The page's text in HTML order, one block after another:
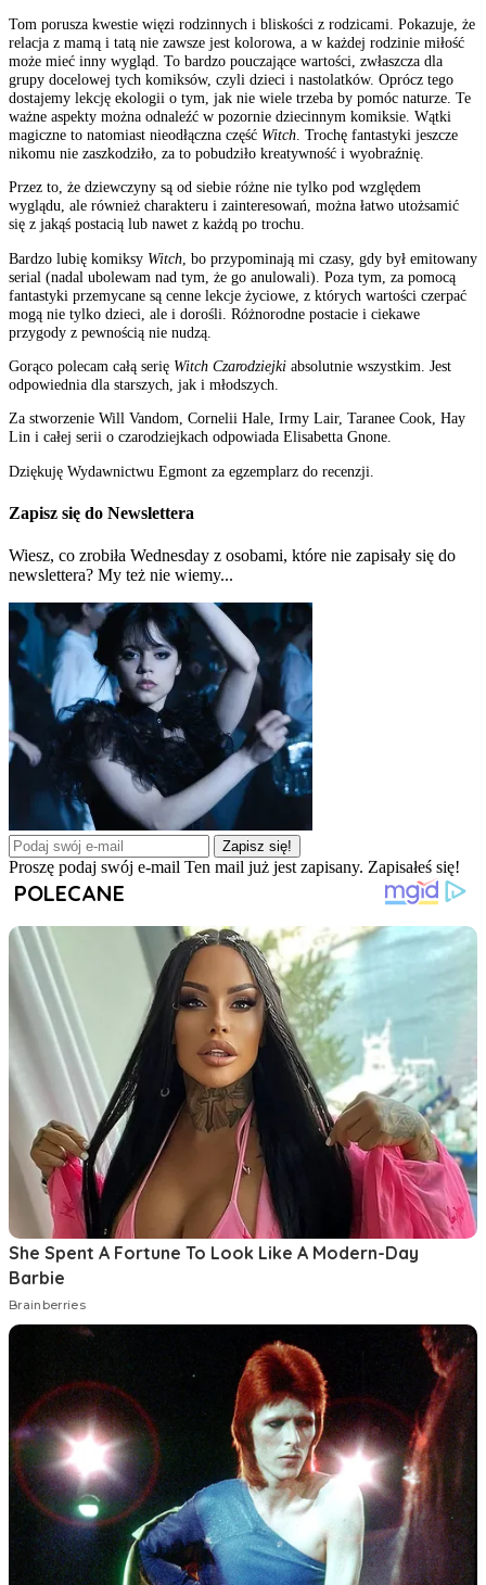
Tom porusza kwestie więzi rodzinnych i bliskości z rodzicami. Pokazuje, że
relacja z mamą i tatą nie zawsze jest kolorowa, a w każdej rodzinie miłość
może mieć inny wygląd. To bardzo pouczające wartości, zwłaszcza dla
grupy docelowej tych komiksów, czyli dzieci i nastolatków. Oprócz tego
dostajemy lekcję ekologii o tym, jak nie wiele trzeba by pomóc naturze. Te
ważne aspekty można odnaleźć w pozornie dziecinnym komiksie. Wątki
magiczne to natomiast nieodłączna część Witch . Trochę fantastyki jeszcze
nikomu nie zaszkodziło, za to pobudziło kreatywność i wyobraźnię.
Przez to, że dziewczyny są od siebie różne nie tylko pod względem
wyglądu, ale również charakteru i zainteresowań, można łatwo utożsamić
się z jakąś postacią lub nawet z każdą po trochu.
Bardzo lubię komiksy Witch , bo przypominają mi czasy, gdy był emitowany
serial (nadal ubolewam nad tym, że go anulowali). Poza tym, za pomocą
fantastyki przemycane są cenne lekcje życiowe, z których wartości czerpać
mogą nie tylko dzieci, ale i dorośli. Różnorodne postacie i ciekawe
przygody z pewnością nie nudzą.
Gorąco polecam całą serię Witch Czarodziejki absolutnie wszystkim. Jest
odpowiednia dla starszych, jak i młodszych.
Za stworzenie Will Vandom, Cornelii Hale, Irmy Lair, Taranee Cook, Hay
Lin i całej serii o czarodziejkach odpowiada Elisabetta Gnone.
Dziękuję Wydawnictwu Egmont za egzemplarz do recenzji.
Zapisz się do Newslettera
Wiesz, co zrobiła Wednesday z osobami, które nie zapisały się do
newslettera? My też nie wiemy...
Zapisz się!
Proszę podaj swój e-mail Ten mail już jest zapisany. Zapisałeś się!